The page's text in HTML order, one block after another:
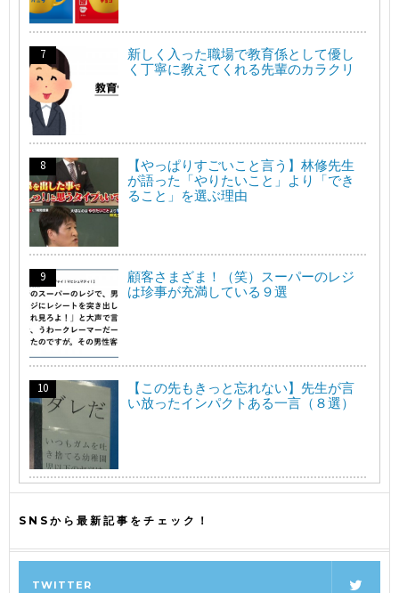
新しく入った職場で教育係として優し
く丁寧に教えてくれる先輩のカラクリ
【やっぱりすごいこと言う】林修先生
が語った「やりたいこと」より「でき
ること」を選ぶ理由
顧客さまざま！（笑）スーパーのレジ
は珍事が充満している９選
【この先もきっと忘れない】先生が言
い放ったインパクトある一言（８選）
SNSから最新記事をチェック！
TWITTER